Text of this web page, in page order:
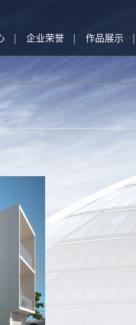
企业荣誉 作品展示